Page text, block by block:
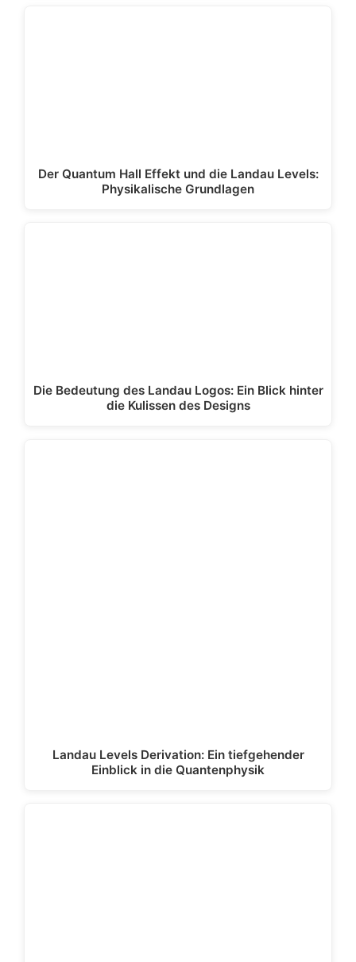
Der Quantum Hall Effekt und die Landau Levels:
Physikalische Grundlagen
Die Bedeutung des Landau Logos: Ein Blick hinter
die Kulissen des Designs
Landau Levels Derivation: Ein tiefgehender
Einblick in die Quantenphysik